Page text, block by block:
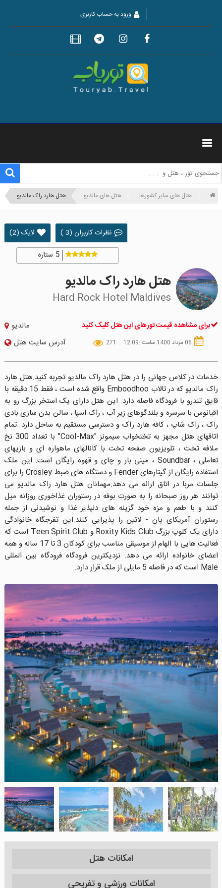
ورود به حساب کاربری
هتل های سایر کشورها هتل های مالدیو هتل هارد راک مالدیو
لایک (2)
نظرات کاربران (3 )
5 ستاره
هتل هارد راک مالدیو
Hard Rock Hotel Maldives
مالدیو
آدرس سایت هتل
برای مشاهده قیمت تورهای این هتل کلیک کنید
06 مرداد 1400 ساعت :12:09 271
خدمات در کلاس جهانی را در هتل هارد راک مالدیو تجربه کنید.هتل هارد
راک مالدیو که در تالاب Emboodhoo واقع شده است ، فقط 15 دقیقه با
قایق تندرو با فرودگاه فاصله دارد. این هتل دارای یک استخر بزرگ رو به
اقیانوس با سرسره و بلندگوهای زیر آب ، راک اسپا ، سالن بدن سازی بادی
راک ، راک شاپ ، کافه هارد راک و دسترسی مستقیم به ساحل دارد .تمام
اتاقهای هتل مجهز به تختخواب سیمونز "Cool-Max" با تعداد 300 نخ
ملافه تخت ، تلویزیون صفحه تخت با کانالهای ماهواره ای و بازیهای
تعاملی ، Soundbar ، مینی بار و چای و قهوه رایگان است. این ملک
استفاده رایگان از گیتارهای Fender و دستگاه های ضبط Crosley را برای
جلسات مربا در اتاق ارائه می دهد.مهمانان هتل هارد راک مالدیو می
توانند هر روز صبحانه را به صورت بوفه در رستوران غذاخوری روزانه میل
کنند و با طعم و مزه خود گزینه های دلپذیر غذا و نوشیدنی از جمله
رستوران آمریکای پان - لاتین را پذیرایی کنند.این تفرجگاه خانوادگی
دارای یک کلوپ بزرگ Roxity Kids Club و Teen Spirit Club است که
فعالیت هایی با الهام از موسیقی مناسب برای کودکان 3 تا 17 ساله و همه
اعضای خانواده ارائه می دهد. نزدیکترین فرودگاه فرودگاه بین المللی
Male است که در فاصله 5 مایلی از ملک قرار دارد.
امکانات هتل
امکانات ورزشی و تفریحی